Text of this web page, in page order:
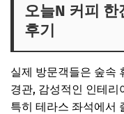
오늘N 커피
후기
실제 방문객들은 숲속
경관, 감성적인 인테리
특히 테라스 좌석에서